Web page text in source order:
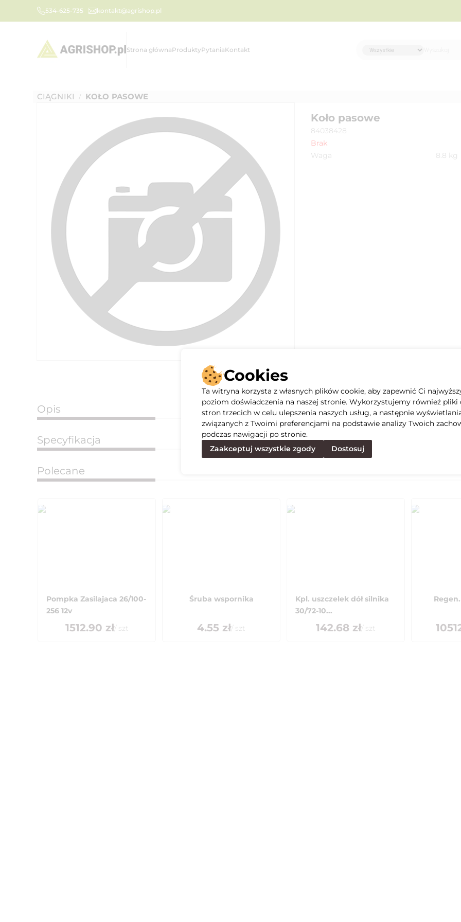
534-625-735 kontakt@agrishop.pl
Strona głównaProduktyPytaniaKontakt
CIĄGNIKI / KOŁO PASOWE
Koło pasowe
84038428
Brak
Waga
8.8 kg
Opis
Specyfikacja
Polecane
Pompka Zasilajaca 26/100-
256 12v
1512.90 zł/ szt
Śruba wspornika
4.55 zł/ szt
Kpl. uszczelek dół silnika
30/72-10...
142.68 zł/ szt
Cookies
Ta witryna korzysta z własnych plików cookie, aby zapewnić Ci
poziom doświadczenia na naszej stronie. Wykorzystujemy również pliki
stron trzecich w celu ulepszenia naszych usług, a następnie
związanych z Twoimi preferencjami na podstawie analizy Twoich
podczas nawigacji po stronie.
Zaakceptuj wszystkie zgody
Dostosuj